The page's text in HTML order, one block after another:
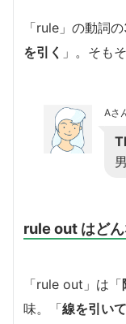
「rule」の動詞
を引く 」。そも
Aさ
rule out はどん
「rule out」は「
味。「線を引い